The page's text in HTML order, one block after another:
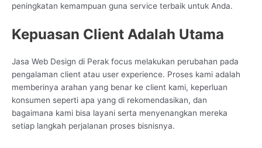
peningkatan kemampuan guna service terbaik untuk Anda.
Kepuasan Client Adalah Utama
Jasa Web Design di Perak focus melakukan perubahan pada
pengalaman client atau user experience. Proses kami adalah
memberinya arahan yang benar ke client kami, keperluan
konsumen seperti apa yang di rekomendasikan, dan
bagaimana kami bisa layani serta menyenangkan mereka
setiap langkah perjalanan proses bisnisnya.